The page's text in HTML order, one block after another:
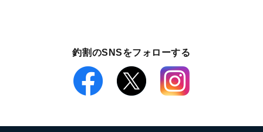
釣割のSNSをフォローする